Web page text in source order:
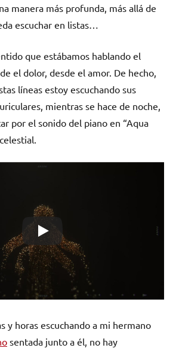
manera más profunda, más allá de
escuchar en listas…
que estábamos hablando el
el dolor, desde el amor. De hecho,
líneas estoy escuchando sus
mientras se hace de noche,
por el sonido del piano en “Aqua
y horas escuchando a mi hermano
sentada junto a él, no hay